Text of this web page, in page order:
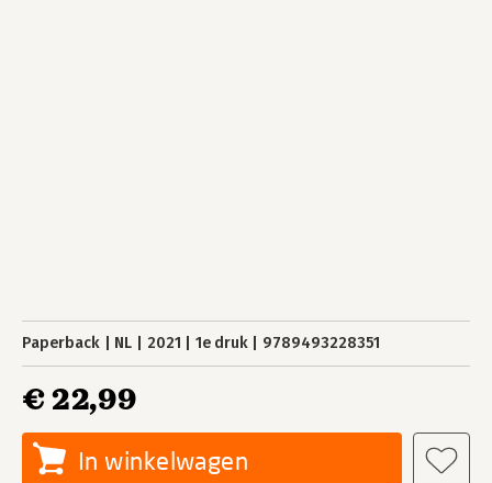
Paperback NL 2021 1e druk 9789493228351
€ 22,99
In winkelwagen